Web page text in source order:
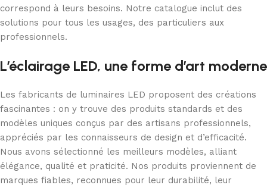
correspond à leurs besoins. Notre catalogue inclut des
solutions pour tous les usages, des particuliers aux
professionnels.
L’éclairage LED, une forme d’art moderne
Les fabricants de luminaires LED proposent des créations
fascinantes : on y trouve des produits standards et des
modèles uniques conçus par des artisans professionnels,
appréciés par les connaisseurs de design et d’efficacité.
Nous avons sélectionné les meilleurs modèles, alliant
élégance, qualité et praticité. Nos produits proviennent de
marques fiables, reconnues pour leur durabilité, leur